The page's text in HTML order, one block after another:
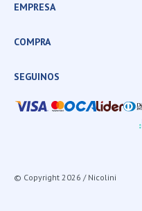
EMPRESA
COMPRA
SEGUINOS
© Copyright 2026 / Nicolini